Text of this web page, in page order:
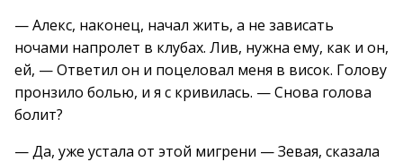
— Алекс, наконец, начал жить, а не зависать
ночами напролет в клубах. Лив, нужна ему, как и он,
ей, — Ответил он и поцеловал меня в висок. Голову
пронзило болью, и я с кривилась. — Снова голова
болит?
— Да, уже устала от этой мигрени — Зевая, сказала